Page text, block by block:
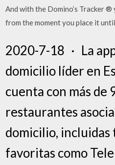
And with the Domino’s Tracker
from the moment you place it
2020-7-18 · ‎La
domicilio líder en
cuenta con más de
restaurantes
domicilio, incluidas
favoritas como